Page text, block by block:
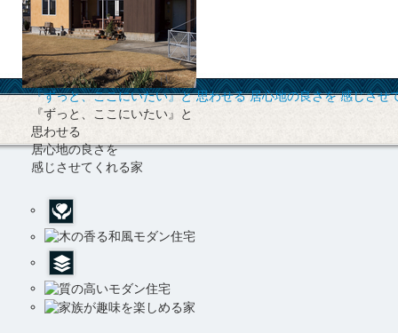
『ずっと、ここにいたい』と 思わせる 居心地の良さを 感じさせ
『ずっと、ここにいたい』と
思わせる
居心地の良さを
感じさせてくれる家